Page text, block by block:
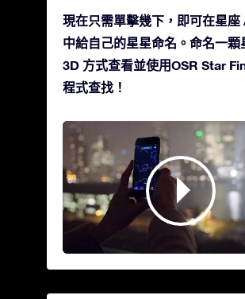
現在只需單擊幾下，即可在星座
中給自己的星星命名。命名一顆
3D 方式查看並使用OSR Star
程式查找！